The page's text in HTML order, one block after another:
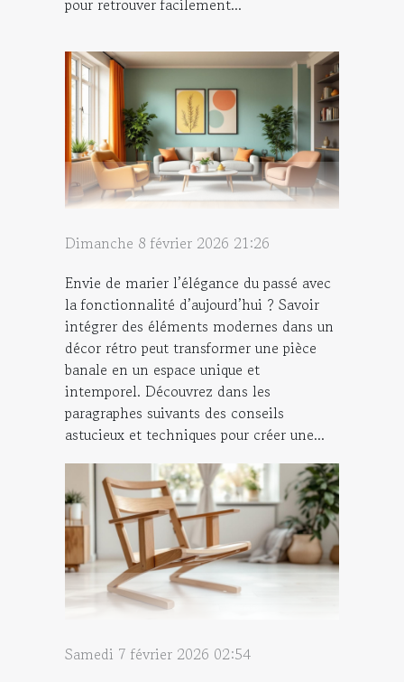
pour retrouver facilement...
Dimanche 8 février 2026 21:26
Envie de marier l’élégance du passé avec
la fonctionnalité d’aujourd’hui ? Savoir
intégrer des éléments modernes dans un
décor rétro peut transformer une pièce
banale en un espace unique et
intemporel. Découvrez dans les
paragraphes suivants des conseils
astucieux et techniques pour créer une...
Samedi 7 février 2026 02:54